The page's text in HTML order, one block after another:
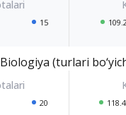
15 109.2
Biologiya (turlari
20 118.4